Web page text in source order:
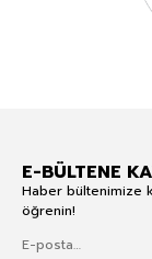
E-BÜLTENE
Haber bültenimize
öğrenin!